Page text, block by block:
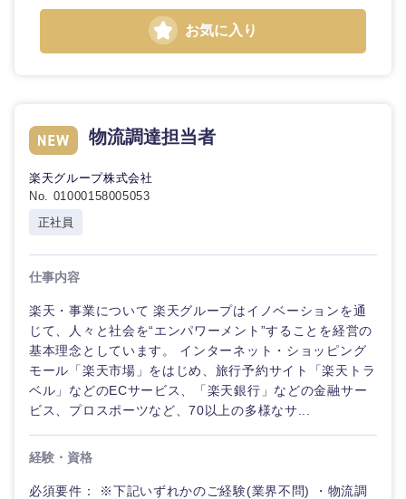
長崎県 熊本県
大分県 宮崎県
鹿児島県 沖縄県
お気に入り
物流調達担当者
楽天グループ株式会社
No. 01000158005053
正社員
仕事内容
楽天・事業について 楽天グループはイノベーションを通
じて、人々と社会を“エンパワーメント”することを経営の
基本理念としています。 インターネット・ショッピング
モール「楽天市場」をはじめ、旅行予約サイト「楽天トラ
ベル」などのECサービス、「楽天銀行」などの金融サー
ビス、プロスポーツなど、70以上の多様なサ...
経験・資格
必須要件： ※下記いずれかのご経験(業界不問) ・物流調